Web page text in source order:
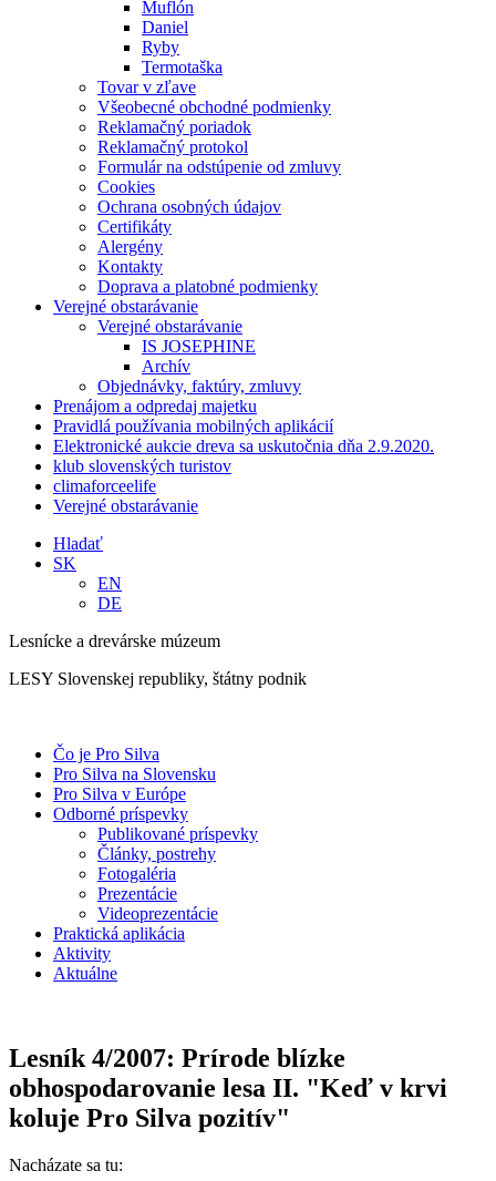
Muflón
Daniel
Ryby
Termotaška
Tovar v zľave
Všeobecné obchodné podmienky
Reklamačný poriadok
Reklamačný protokol
Formulár na odstúpenie od zmluvy
Cookies
Ochrana osobných údajov
Certifikáty
Alergény
Kontakty
Doprava a platobné podmienky
Verejné obstarávanie
Verejné obstarávanie
IS JOSEPHINE
Archív
Objednávky, faktúry, zmluvy
Prenájom a odpredaj majetku
Pravidlá používania mobilných aplikácií
Elektronické aukcie dreva sa uskutočnia dňa 2.9.2020.
klub slovenských turistov
climaforceelife
Verejné obstarávanie
Hladať
SK
EN
DE
Lesnícke a drevárske múzeum
LESY Slovenskej republiky, štátny podnik
Čo je Pro Silva
Pro Silva na Slovensku
Pro Silva v Európe
Odborné príspevky
Publikované príspevky
Články, postrehy
Fotogaléria
Prezentácie
Videoprezentácie
Praktická aplikácia
Aktivity
Aktuálne
Lesník 4/2007: Prírode blízke
obhospodarovanie lesa II. "Keď v krvi
koluje Pro Silva pozitív"
Nacházate sa tu: